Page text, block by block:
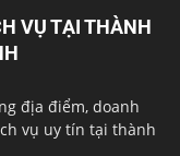
VỤ TẠI THÀNH
địa điểm, doanh
vụ uy tín tại thành